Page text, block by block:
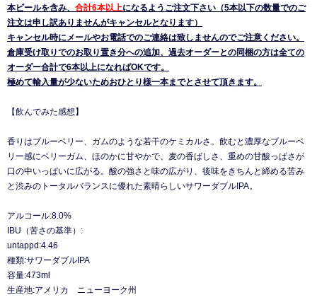
本ビールを含み、 合計6本以上になるようご注文下さい（5本以下の数量でのご
注文は申し訳ありませんがキャンセルとなります）
キャンセル時にメールやお電話でのご連絡は致しませんのでご注意ください。
倉庫受け取りでのお取り置き分への追加、過去オーダーとの同梱の方は全ての
オーダー合計で6本以上になればOKです。
極めて輸入量が少ないためおひとり様一本までとさせて頂きます。
【飲んでみた感想】
香りはブルーベリー、ガムのような若干のケミカルさ。飲むと濃厚なブルーベ
リー感にベリーガム、ほのかに甘やかで、麦の香ばしさ、重めの甘酸っぱさが
口の中いっぱいに広がる。酸の強さと味の広がり、後味をきちんと締める苦み
と渋みのトータルバランスに優れた素晴らしいサワーダブルIPA。
アルコール:8.0%
IBU（苦さの基準）:
untappd:4.46
種類:サワーダブルIPA
容量:473ml
生産地:アメリカ ニューヨーク州